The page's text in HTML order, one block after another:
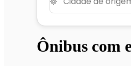
Ônibus com